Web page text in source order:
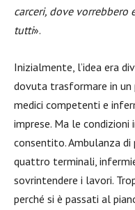
carceri, dove vorrebbero
tutti».
Inizialmente, l’idea era
dovuta trasformare in un
medici competenti e
imprese. Ma le condizioni
consentito. Ambulanza
quattro terminali,
sovrintendere i lavori.
perché si è passati al